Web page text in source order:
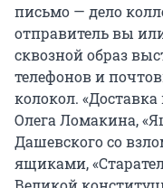
письмо — дело
отправитель вы
сквозной образ
телефонов и
колокол. «Доставка
Олега Ломакина,
Дашевского со
ящиками,